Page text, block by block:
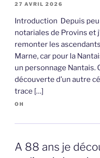
27 AVRIL 2026
Introduction Depuis peu
notariales de Provins et
remonter les
Marne, car pour la
un personnage Nantais.
découverte d’un autre
trace […]
OH
A 88 ans je